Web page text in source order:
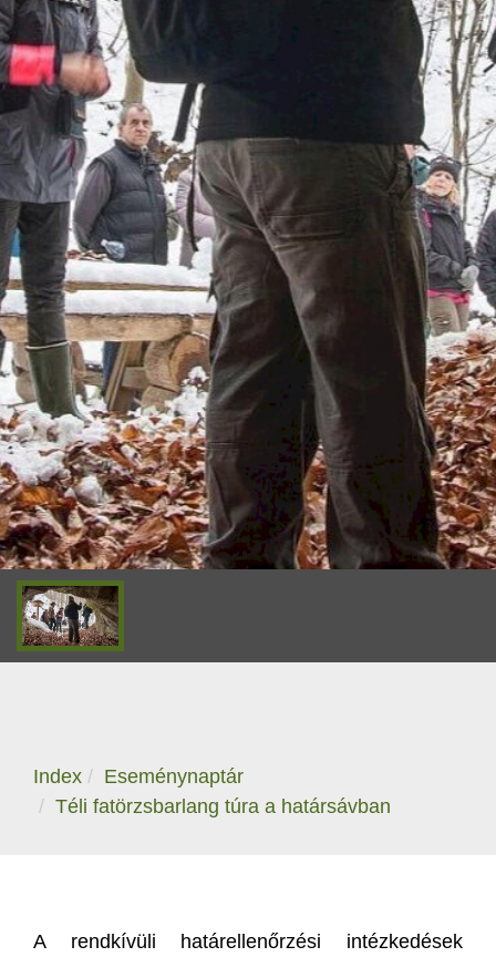
Index
Eseménynaptár
Téli fatörzsbarlang túra a határsávban
A rendkívüli határellenőrzési intézkedések